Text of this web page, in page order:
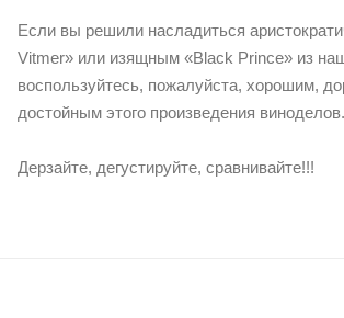
Если вы решили насладиться
Vitmer» или изящным «Black Prince» из
воспользуйтесь, пожалуйста, хорошим,
достойным этого произведения виноделов.
Дерзайте, дегустируйте, сравнивайте!!!